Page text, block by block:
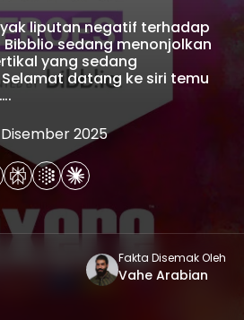
liputan negatif terhadap
sedang menonjolkan
yang sedang
datang ke siri temu
Disember 2025
Fakta Disemak Oleh
Vahe Arabian